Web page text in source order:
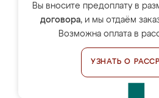
Вы вносите предоплату в
договора, и мы отдаём
Возможна оплата в
УЗНАТЬ О